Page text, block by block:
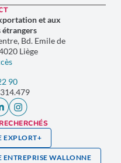
et aux
étrangers
Bd. Emile de
Liège
90
EXPLORT+
ENTREPRISE WALLONNE